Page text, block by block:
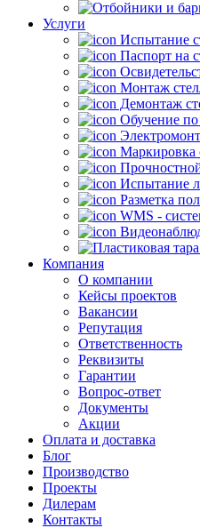
Услуги
Испытание
Паспорт на
Монтаж
Демонтаж
Обучение
Маркировка
Испытание
Разметка
WMS -
Компания
О компании
Кейсы проектов
Вакансии
Репутация
Ответственность
Реквизиты
Гарантии
Вопрос-ответ
Документы
Акции
Оплата и доставка
Блог
Производство
Проекты
Дилерам
Контакты